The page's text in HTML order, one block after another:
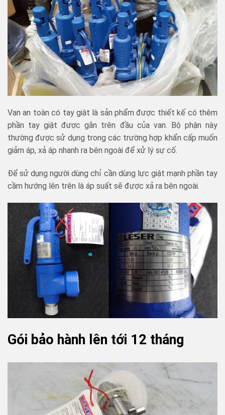
Van an toàn có tay giật là sản phẩm được thiết kế có thêm
phần tay giật được gắn trên đầu của van. Bộ phận này
thường được sử dụng trong các trường hợp khẩn cấp muốn
giảm áp, xả áp nhanh ra bên ngoài để xử lý sự cố.
Để sử dụng người dùng chỉ cần dùng lực giật mạnh phần tay
cầm hướng lên trên là áp suất sẽ được xả ra bên ngoài.
Gói bảo hành lên tới 12 tháng